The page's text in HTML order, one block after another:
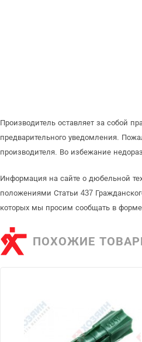
Производитель оставляет за собой
предварительного уведомления.
производителя. Во избежание
Информация на сайте о дюбельной
положениями Статьи 437
которых мы просим сообщать в
ПОХОЖИЕ